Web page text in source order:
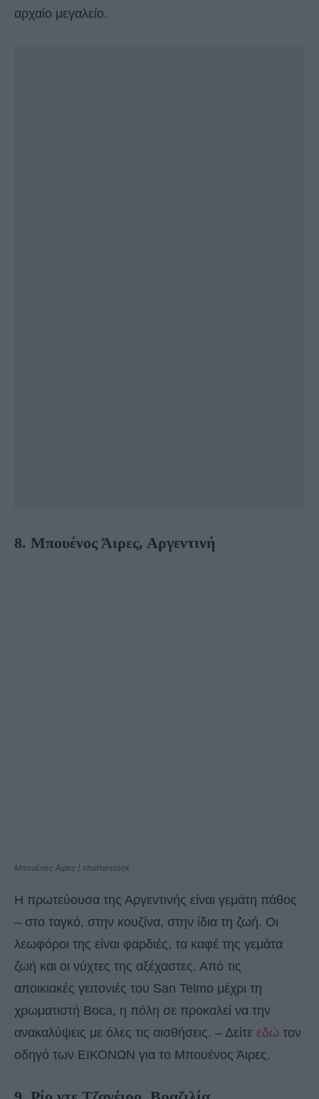
αρχαίο μεγαλείο.
8. Μπουένος Άιρες, Αργεντινή
Μπουένος Άιρες | shutterstock
Η πρωτεύουσα της Αργεντινής είναι γεμάτη πάθος
– στο ταγκό, στην κουζίνα, στην ίδια τη ζωή. Οι
λεωφόροι της είναι φαρδιές, τα καφέ της γεμάτα
ζωή και οι νύχτες της αξέχαστες. Από τις
αποικιακές γειτονιές του San Telmo μέχρι τη
χρωματιστή Boca, η πόλη σε προκαλεί να την
ανακαλύψεις με όλες τις αισθήσεις. – Δείτε εδώ τον
οδηγό των ΕΙΚΟΝΩΝ για το Μπουένος Άιρες.